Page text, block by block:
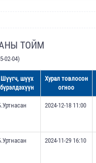
ТОЙМ
02-04)
Шүүгч, шүүх
бүрэлдэхүүн
Хурал товлосон
огноо
2024-12-18 11:00
2024-11-29 16:10